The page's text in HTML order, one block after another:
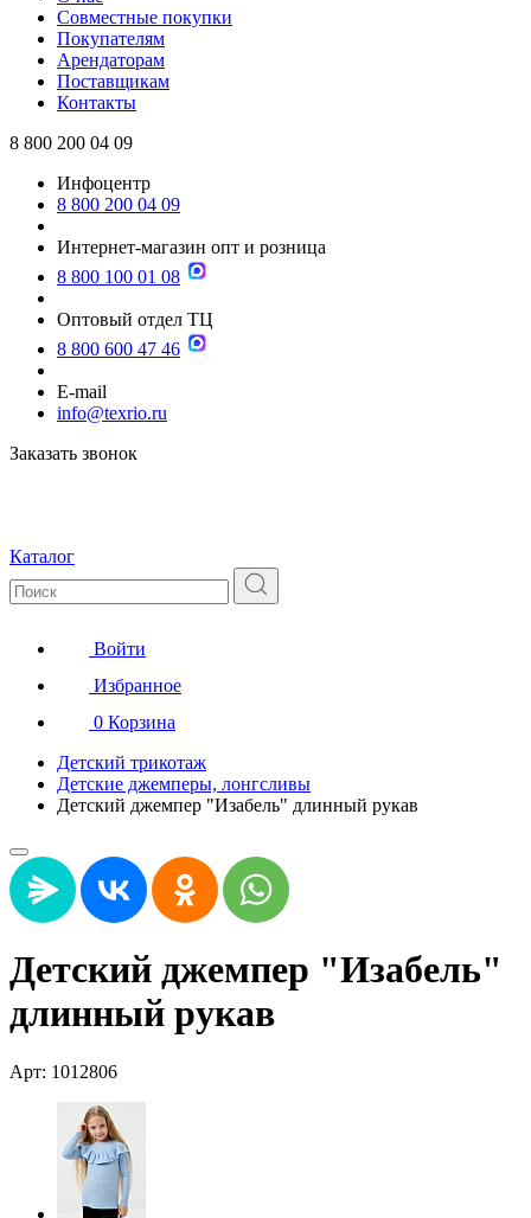
Совместные покупки
Покупателям
Арендаторам
Поставщикам
Контакты
8 800 200 04 09
Инфоцентр
8 800 200 04 09
Интернет-магазин опт и розница
8 800 100 01 08
Оптовый отдел ТЦ
8 800 600 47 46
E-mail
info@texrio.ru
Заказать звонок
Каталог
Войти
Избранное
0 Корзина
Детский трикотаж
Детские джемперы, лонгсливы
Детский джемпер "Изабель" длинный рукав
Детский джемпер "Изабель"
длинный рукав
Арт: 1012806